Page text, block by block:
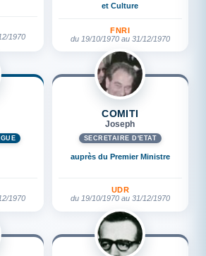
1970
et Culture
FNRI
du 19/10/1970 au 31/12/1970
1970
COMITI
Joseph
SECRÉTAIRE D'ETAT
auprès du Premier Ministre
UDR
du 19/10/1970 au 31/12/1970